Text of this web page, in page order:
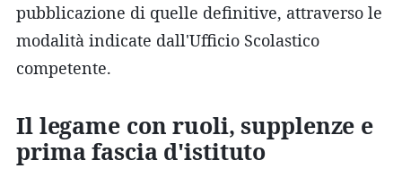
pubblicazione di quelle definitive, attraverso le
modalità indicate dall'Ufficio Scolastico
competente.
Il legame con ruoli, supplenze e
prima fascia d'istituto